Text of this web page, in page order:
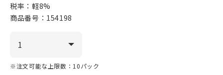
税率：軽8%
商品番号： 154198
※注文可能な上限数：10パック